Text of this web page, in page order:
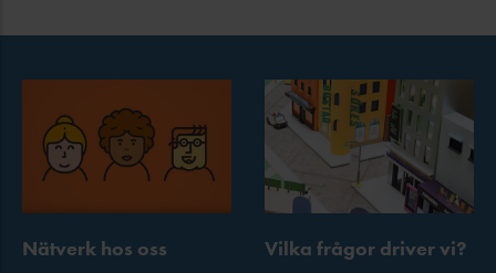
Nätverk hos oss
Vilka frågor driver vi?